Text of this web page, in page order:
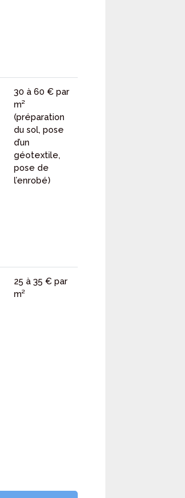
30 à 60 € par
m²
(préparation
du sol, pose
d’un
géotextile,
pose de
l’enrobé)
25 à 35 € par
m²